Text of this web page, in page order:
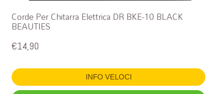
Corde Per Chitarra Elettrica DR BKE-10 BLACK
BEAUTIES
€14,90
INFO VELOCI